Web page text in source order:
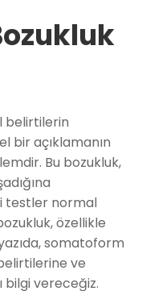
belirtilerin
bir açıklamanın
Bu bozukluk,
testler normal
özellikle
somatoform
ve
vereceğiz.